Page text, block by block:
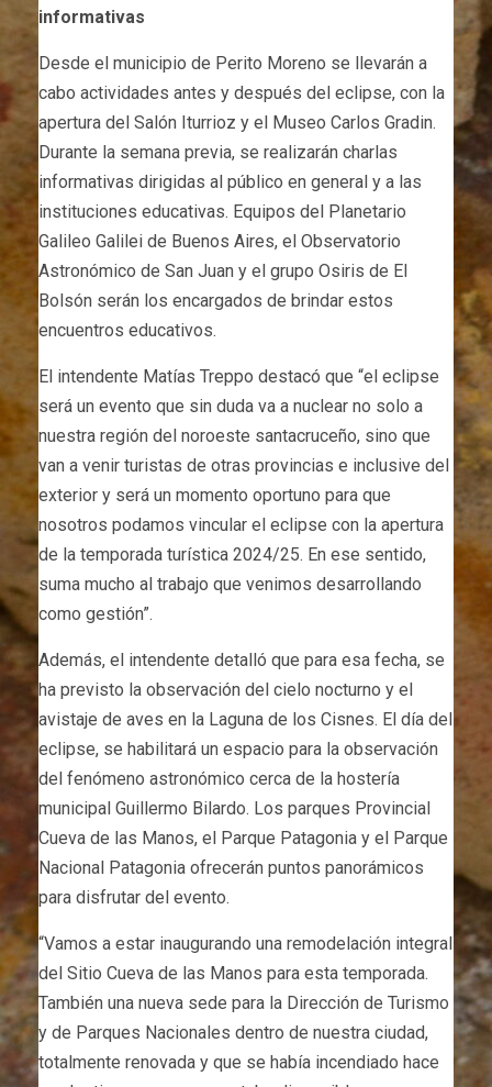
informativas
Desde el municipio de Perito Moreno se llevarán a
cabo actividades antes y después del eclipse, con la
apertura del Salón Iturrioz y el Museo Carlos Gradin.
Durante la semana previa, se realizarán charlas
informativas dirigidas al público en general y a las
instituciones educativas. Equipos del Planetario
Galileo Galilei de Buenos Aires, el Observatorio
Astronómico de San Juan y el grupo Osiris de El
Bolsón serán los encargados de brindar estos
encuentros educativos.
El intendente Matías Treppo destacó que “el eclipse
será un evento que sin duda va a nuclear no solo a
nuestra región del noroeste santacruceño, sino que
van a venir turistas de otras provincias e inclusive del
exterior y será un momento oportuno para que
nosotros podamos vincular el eclipse con la apertura
de la temporada turística 2024/25. En ese sentido,
suma mucho al trabajo que venimos desarrollando
como gestión”.
Además, el intendente detalló que para esa fecha, se
ha previsto la observación del cielo nocturno y el
avistaje de aves en la Laguna de los Cisnes. El día del
eclipse, se habilitará un espacio para la observación
del fenómeno astronómico cerca de la hostería
municipal Guillermo Bilardo. Los parques Provincial
Cueva de las Manos, el Parque Patagonia y el Parque
Nacional Patagonia ofrecerán puntos panorámicos
para disfrutar del evento.
“Vamos a estar inaugurando una remodelación integral
del Sitio Cueva de las Manos para esta temporada.
También una nueva sede para la Dirección de Turismo
y de Parques Nacionales dentro de nuestra ciudad,
totalmente renovada y que se había incendiado hace